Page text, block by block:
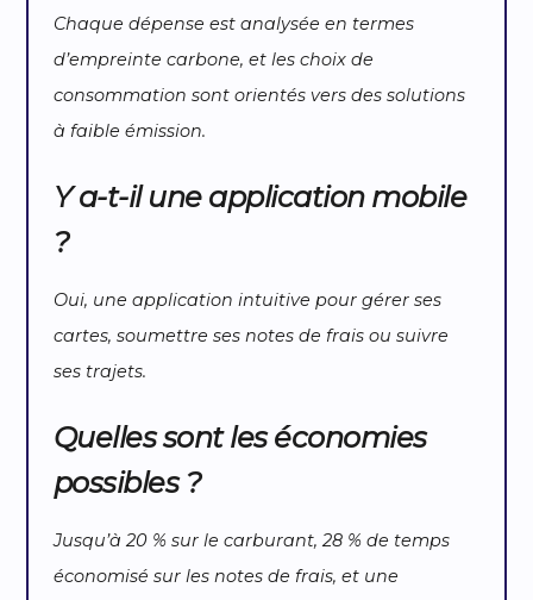
Chaque dépense est analysée en termes
d’empreinte carbone, et les choix de
consommation sont orientés vers des solutions
à faible émission.
Y a-t-il une application mobile
?
Oui, une application intuitive pour gérer ses
cartes, soumettre ses notes de frais ou suivre
ses trajets.
Quelles sont les économies
possibles ?
Jusqu’à 20 % sur le carburant, 28 % de temps
économisé sur les notes de frais, et une